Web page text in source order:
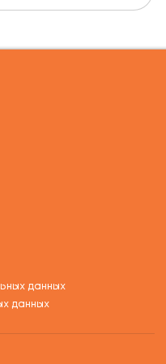
данных
данных